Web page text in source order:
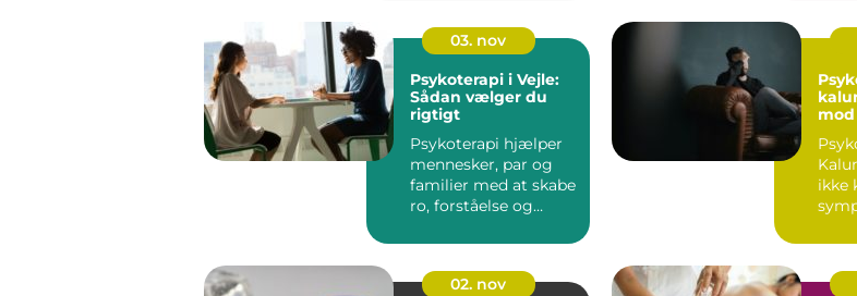
03. nov
Psykoterapi i Vejle:
Sådan vælger du
rigtigt
Psykoterapi hjælper
mennesker, par og
familier med at skabe
ro, forståelse og
ikke
selv
02. nov